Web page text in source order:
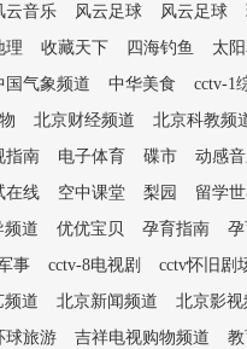
云音乐 风云足球 风云足球
理 收藏天下 四海钓鱼
太
国气象频道 中华美食
cctv-1
北京财经频道
北京科教频
指南 电子体育 碟市
动感
在线 空中课堂 梨园
留学
频道 优优宝贝 孕育指南
事 cctv-8电视剧
cctv怀旧剧
频道 北京新闻频道
北京影视
球旅游 吉祥电视购物频道